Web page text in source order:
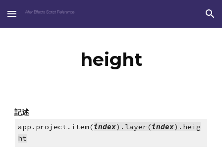
Skip to main content Skip to navigation
height
記述
app.project.item(index).layer(index).heig
ht